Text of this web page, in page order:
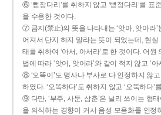
⑥ ‘뻗장다리’를 취하지 않고 ‘뻗정다리’를 표
을 수용한 것이다.
⑦ 금지(禁止)의 뜻을 나타내는 ‘앗아, 앗아라’
어져서 단지 하지 말라는 뜻이 되었는데, 현실
태를 취하여 ‘아서, 아서라’로 한 것이다. 어원
법에 따라 ‘앗어, 앗어라’와 같이 적지 않고 ‘
⑧ ‘오똑이’도 명사나 부사로 다 인정하지 않고
하였다. ‘오똑하다’도 취하지 않고 ‘오뚝하다’
⑨ 다만, ‘부주, 사둔, 삼춘’은 널리 쓰이는 형
을 의식하는 경향이 커서 음성 모음화를 인정